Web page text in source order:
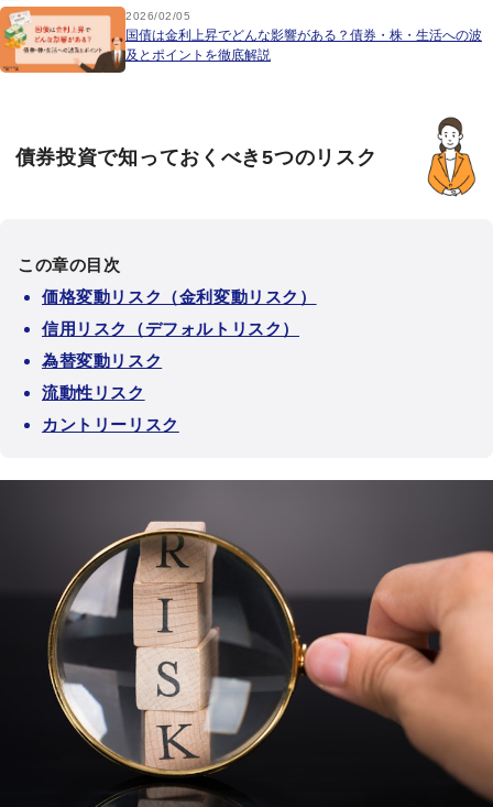
2026/02/05
国債は金利上昇でどんな影響がある？債券・株・生活への波
及とポイントを徹底解説
債券投資で知っておくべき5つのリスク
この章の目次
価格変動リスク（金利変動リスク）
信用リスク（デフォルトリスク）
為替変動リスク
流動性リスク
カントリーリスク